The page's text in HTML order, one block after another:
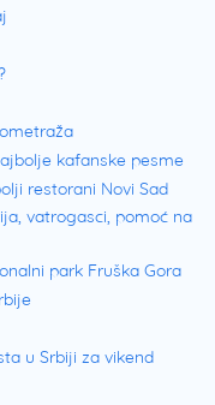
kafanske pesme
restorani Novi Sad
vatrogasci, pomoć na
park Fruška Gora
u Srbiji za vikend